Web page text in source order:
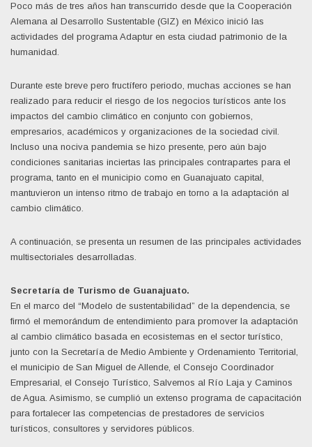
Poco más de tres años han transcurrido desde que la Cooperación
Alemana al Desarrollo Sustentable (GIZ) en México inició las
actividades del programa Adaptur en esta ciudad patrimonio de la
humanidad.
Durante este breve pero fructífero periodo, muchas acciones se han
realizado para reducir el riesgo de los negocios turísticos ante los
impactos del cambio climático en conjunto con gobiernos,
empresarios, académicos y organizaciones de la sociedad civil.
Incluso una nociva pandemia se hizo presente, pero aún bajo
condiciones sanitarias inciertas las principales contrapartes para el
programa, tanto en el municipio como en Guanajuato capital,
mantuvieron un intenso ritmo de trabajo en torno a la adaptación al
cambio climático.
A continuación, se presenta un resumen de las principales actividades
multisectoriales desarrolladas.
Secretaría de Turismo de Guanajuato.
En el marco del “Modelo de sustentabilidad” de la dependencia, se
firmó el memorándum de entendimiento para promover la adaptación
al cambio climático basada en ecosistemas en el sector turístico,
junto con la Secretaría de Medio Ambiente y Ordenamiento Territorial,
el municipio de San Miguel de Allende, el Consejo Coordinador
Empresarial, el Consejo Turístico, Salvemos al Río Laja y Caminos
de Agua. Asimismo, se cumplió un extenso programa de capacitación
para fortalecer las competencias de prestadores de servicios
turísticos, consultores y servidores públicos.